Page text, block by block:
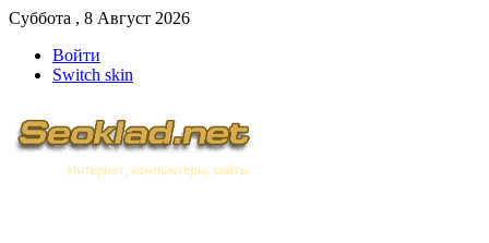
Суббота , 8 Август 2026
Войти
Switch skin